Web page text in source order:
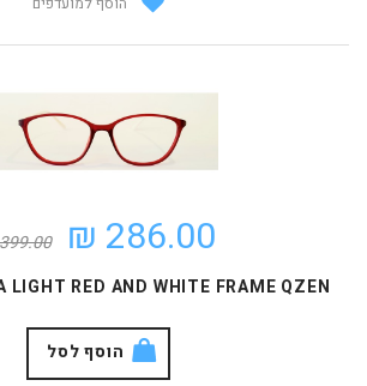
286.00 ₪
399.00 ₪
LIGHT RED AND WHITE FRAME QZEN
הוסף לסל